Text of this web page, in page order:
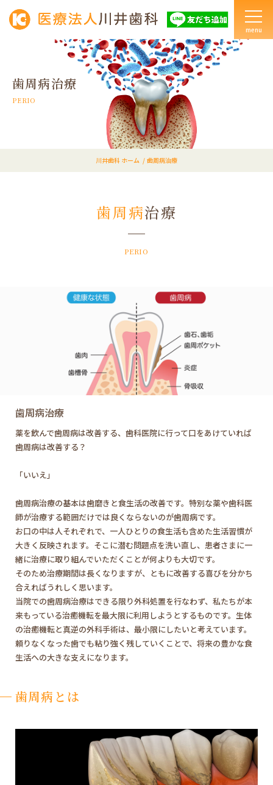
menu
歯周病治療
PERIO
川井歯科 ホーム 歯周病治療
歯周病治療
PERIO
歯周病治療
薬を飲んで歯周病は改善する、歯科医院に行って口をあけていれば
歯周病は改善する？
「いいえ」
歯周病治療の基本は歯磨きと食生活の改善です。特別な薬や歯科医
師が治療する範囲だけでは良くならないのが歯周病です。
お口の中は人それぞれで、一人ひとりの食生活も含めた生活習慣が
大きく反映されます。そこに潜む問題点を洗い直し、患者さまに一
緒に治療に取り組んでいただくことが何よりも大切です。
そのため治療期間は長くなりますが、ともに改善する喜びを分かち
合えればうれしく思います。
当院での歯周病治療はできる限り外科処置を行なわず、私たちが本
来もっている治癒機転を最大限に利用しようとするものです。生体
の治癒機転と真逆の外科手術は、最小限にしたいと考えています。
頼りなくなった歯でも粘り強く残していくことで、将来の豊かな食
生活への大きな支えになります。
歯周病とは